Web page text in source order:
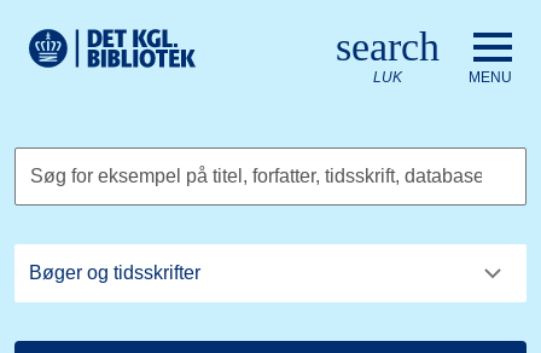
Det Kongelige Biblioteks logo. Gå til Det Kongelige
search
LUK MENU
Søg for eksempel på titel, forfatter, tidsskrift, database